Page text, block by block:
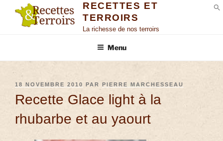
RECETTES ET
TERROIRS
La richesse de nos terroirs
Menu
18 NOVEMBRE 2010 PAR PIERRE MARCHESSEAU
Recette Glace light à la
rhubarbe et au yaourt